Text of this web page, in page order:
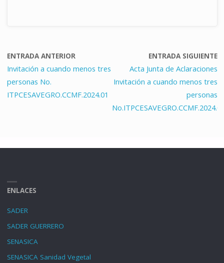
ENTRADA ANTERIOR
Invitación a cuando menos tres
personas No.
ITPCESAVEGRO.CCMF.2024.01
ENTRADA SIGUIENTE
Acta Junta de Aclaraciones
Invitación a cuando menos tres
personas
ENLACES
SADER
SADER GUERRERO
SENASICA
SENASICA Sanidad Vegetal